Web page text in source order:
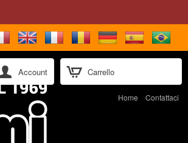
Carrello
Account
Home Contattaci